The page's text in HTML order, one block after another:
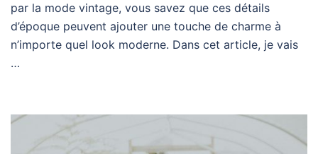
par la mode vintage, vous savez que ces détails
d’époque peuvent ajouter une touche de charme à
n’importe quel look moderne. Dans cet article, je vais
…